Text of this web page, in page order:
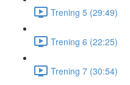
Trening 5 (29:49)
Trening 6 (22:25)
Trening 7 (30:54)